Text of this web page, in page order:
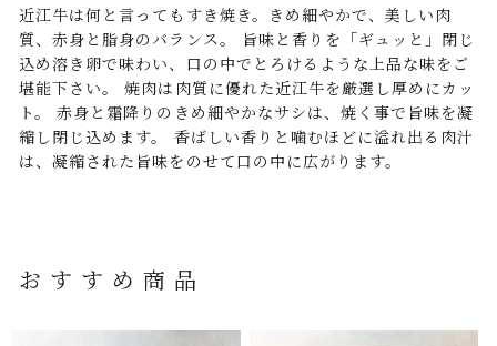
近江牛は何と言ってもすき焼き。きめ細やかで、美しい肉
質、赤身と脂身のバランス。 旨味と香りを「ギュッと」閉じ
込め溶き卵で味わい、口の中でとろけるような上品な味をご
堪能下さい。 焼肉は肉質に優れた近江牛を厳選し厚めにカッ
ト。 赤身と霜降りのきめ細やかなサシは、焼く事で旨味を凝
縮し閉じ込めます。 香ばしい香りと噛むほどに溢れ出る肉汁
は、凝縮された旨味をのせて口の中に広がります。
おすすめ商品